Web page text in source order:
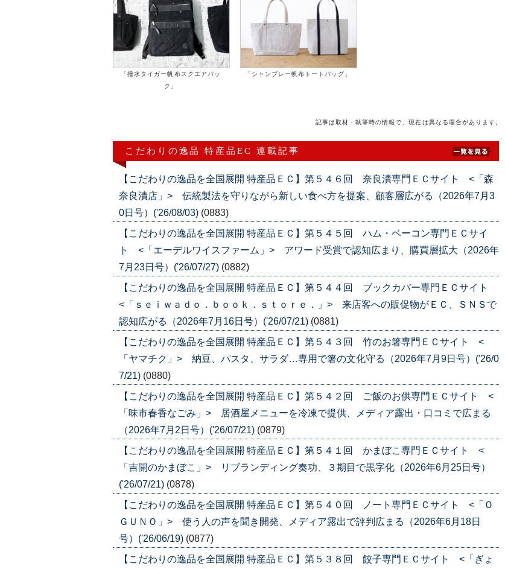
「撥水タイガー帆布スクエアパッ
ク」
「シャンブレー帆布トートバッグ」
記事は取材・執筆時の情報で、現在は異なる場合があります。
こだわりの逸品 特産品EC 連載記事
【こだわりの逸品を全国展開 特産品ＥＣ】第５４６回 奈良漬専門ＥＣサイト <「森
奈良漬店」> 伝統製法を守りながら新しい食べ方を提案、顧客層広がる（2026年7月3
0日号）('26/08/03) (0883)
【こだわりの逸品を全国展開 特産品ＥＣ】第５４５回 ハム・ベーコン専門ＥＣサイ
ト <「エーデルワイスファーム」> アワード受賞で認知広まり、購買層拡大（2026年
7月23日号）('26/07/27) (0882)
【こだわりの逸品を全国展開 特産品ＥＣ】第５４４回 ブックカバー専門ＥＣサイト
<「ｓｅｉｗａｄｏ．ｂｏｏｋ．ｓｔｏｒｅ．」> 来店客への販促物がＥＣ、ＳＮＳで
認知広がる（2026年7月16日号）('26/07/21) (0881)
【こだわりの逸品を全国展開 特産品ＥＣ】第５４３回 竹のお箸専門ＥＣサイト <
「ヤマチク」> 納豆、パスタ、サラダ…専用で箸の文化守る（2026年7月9日号）('26/0
7/21) (0880)
【こだわりの逸品を全国展開 特産品ＥＣ】第５４２回 ご飯のお供専門ＥＣサイト <
「味市春香なごみ」> 居酒屋メニューを冷凍で提供、メディア露出・口コミで広まる
（2026年7月2日号）('26/07/21) (0879)
【こだわりの逸品を全国展開 特産品ＥＣ】第５４１回 かまぼこ専門ＥＣサイト <
「吉開のかまぼこ」> リブランディング奏功、３期目で黒字化（2026年6月25日号）
('26/07/21) (0878)
【こだわりの逸品を全国展開 特産品ＥＣ】第５４０回 ノート専門ＥＣサイト <「Ｏ
ＧＵＮＯ」> 使う人の声を聞き開発、メディア露出で評判広まる（2026年6月18日
号）('26/06/19) (0877)
【こだわりの逸品を全国展開 特産品ＥＣ】第５３８回 餃子専門ＥＣサイト <「ぎょ